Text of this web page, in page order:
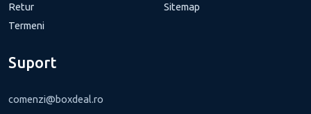
Retur
Termeni
Sitemap
Suport
comenzi@boxdeal.ro